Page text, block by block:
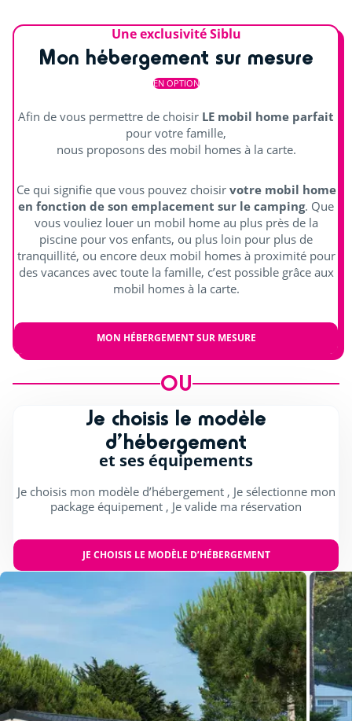
Cours de sport
Distraire les enfants
Aire de jeux
Salle de jeux intérieure (jeux vidéo)
Animations
Animations en journée et soirée
Spectacles
Une exclusivité Siblu
Mon hébergement sur mesure
EN OPTION
Afin de vous permettre de choisir LE mobil home parfait
pour votre famille,
nous proposons des mobil homes à la carte.
Ce qui signifie que vous pouvez choisir votre mobil home
en fonction de son emplacement sur le camping. Que
vous vouliez louer un mobil home au plus près de la
piscine pour vos enfants, ou plus loin pour plus de
tranquillité, ou encore deux mobil homes à proximité pour
des vacances avec toute la famille, c’est possible grâce aux
mobil homes à la carte.
MON HÉBERGEMENT SUR MESURE
OU
Je choisis le modèle
d’hébergement
et ses équipements
Je choisis mon modèle d’hébergement , Je sélectionne mon
package équipement , Je valide ma réservation
JE CHOISIS LE MODÈLE D’HÉBERGEMENT